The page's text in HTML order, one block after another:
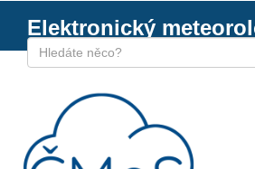
Elektronický